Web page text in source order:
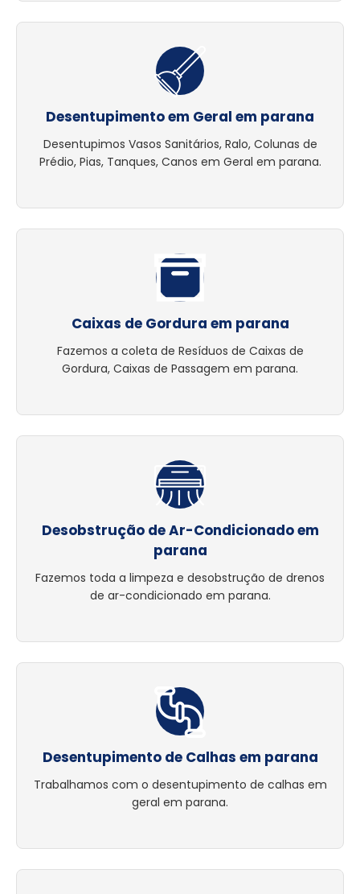
Desentupimento em Geral em parana
Desentupimos Vasos Sanitários, Ralo, Colunas de
Prédio, Pias, Tanques, Canos em Geral em parana.
Caixas de Gordura em parana
Fazemos a coleta de Resíduos de Caixas de
Gordura, Caixas de Passagem em parana.
Desobstrução de Ar-Condicionado em
parana
Fazemos toda a limpeza e desobstrução de drenos
de ar-condicionado em parana.
Desentupimento de Calhas em parana
Trabalhamos com o desentupimento de calhas em
geral em parana.